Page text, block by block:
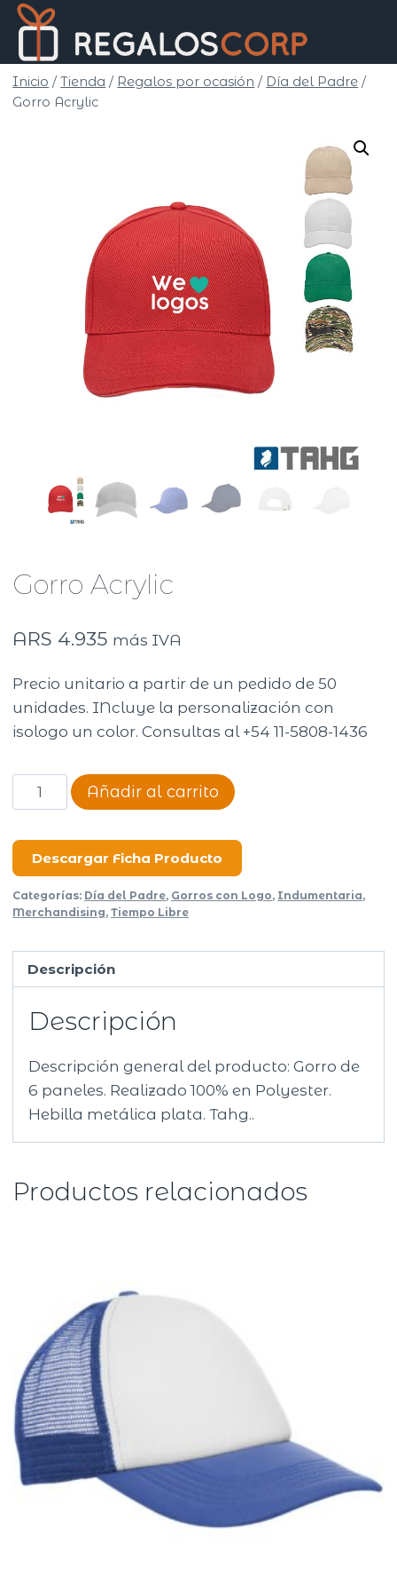
Saltar
contenido
Inicio / Tienda / Regalos por ocasión / Día del Padre /
Gorro Acrylic
Gorro Acrylic
ARS 4.935 más IVA
Precio unitario a partir de un pedido de 50
unidades. INcluye la personalización con
isologo un color. Consultas al +54 11-5808-1436
Gorro
Acrylic
Añadir al carrito
Descargar Ficha Producto
Categorías: Día del Padre, Gorros con Logo, Indumentaria,
Merchandising,Tiempo Libre
Descripción
Descripción
Descripción general del producto: Gorro de
6 paneles. Realizado 100% en Polyester.
Hebilla metálica plata. Tahg..
Productos relacionados